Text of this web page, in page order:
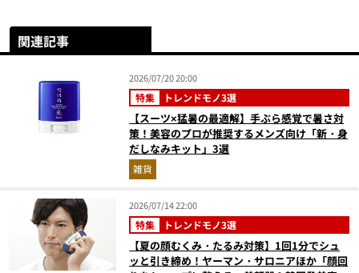
関連記事
2026/07/20 20:00
特集 トレンドモノ3選
【スーツ×猛暑の最適解】手ぶら感覚で暑さ対
策！美容のプロが推奨するメンズ向け「新・身
だしなみキット」3選
雑貨
2026/07/14 22:00
特集 トレンドモノ3選
【夏の顔むくみ・たるみ対策】1回1分でシュ
ッと引き締め！ヤーマン・サロニアほか「顔回